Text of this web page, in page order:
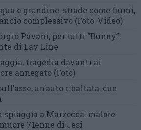
e grandine: strade come fiumi,
complessivo (Foto-Video)
Pavani, per tutti “Bunny”,
di Lay Line
tragedia davanti ai
annegato (Foto)
un’auto ribaltata: due
spiaggia a Marzocca: malore
muore 71enne di Jesi